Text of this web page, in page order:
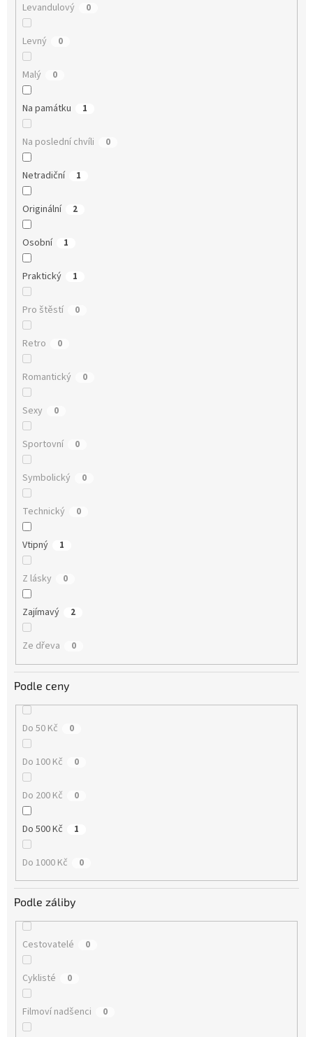
Levandulový 0
Levný 0
Malý 0
Na památku 1
Na poslední chvíli 0
Netradiční 1
Originální 2
Osobní 1
Praktický 1
Pro štěstí 0
Retro 0
Romantický 0
Sexy 0
Sportovní 0
Symbolický 0
Technický 0
Vtipný 1
Z lásky 0
Zajímavý 2
Ze dřeva 0
Podle ceny
Do 50 Kč 0
Do 100 Kč 0
Do 200 Kč 0
Do 500 Kč 1
Do 1000 Kč 0
Podle záliby
Cestovatelé 0
Cyklisté 0
Filmoví nadšenci 0